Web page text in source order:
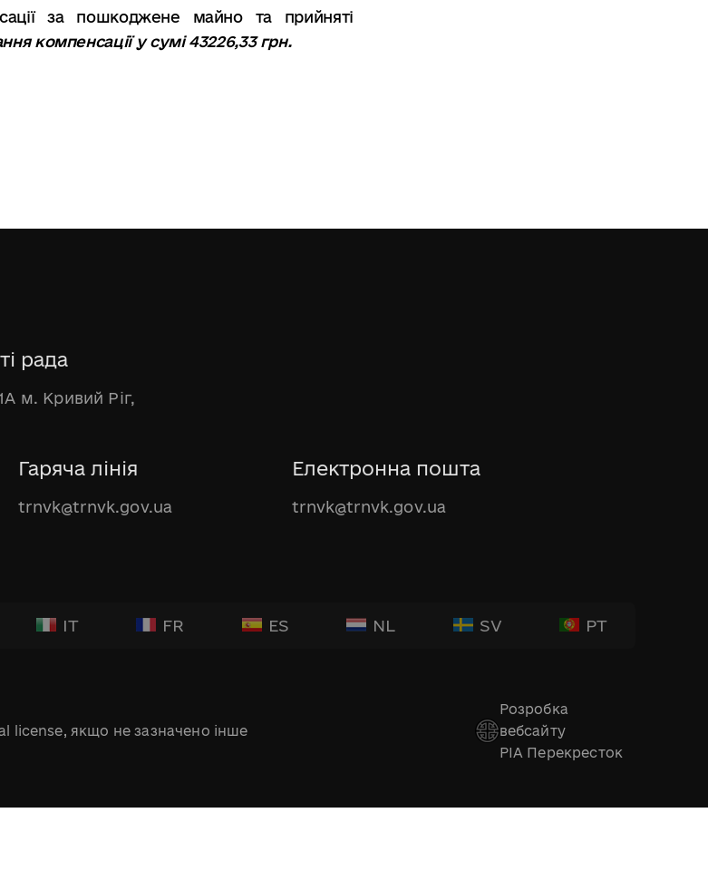
за пошкоджене майно та прийняті
компенсації у сумі 43226,33 грн.
рада
м. Кривий Ріг,
Гаряча лінія
trnvk@trnvk.gov.ua
Електронна пошта
trnvk@trnvk.gov.ua
IT FR ES NL SV PT
якщо не зазначено інше
Розробка
вебсайту
РІА Перекресток